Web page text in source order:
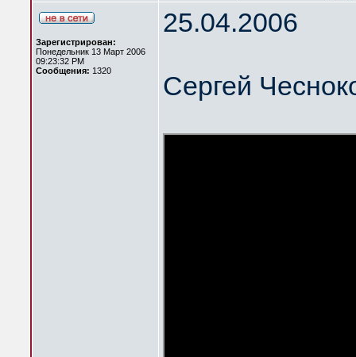
Зарегистрирован:
Понедельник 13 Март 2006
09:23:32 PM
Сообщения: 1320
25.04.2006
Сергей